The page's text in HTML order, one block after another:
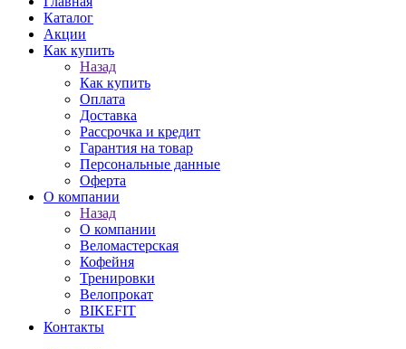
Каталог
Акции
Как купить
Назад
Как купить
Оплата
Доставка
Рассрочка и кредит
Гарантия на товар
Персональные данные
Оферта
О компании
Назад
О компании
Веломастерская
Кофейня
Тренировки
Велопрокат
BIKEFIT
Контакты